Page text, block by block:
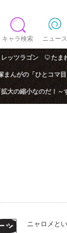
キャラ検索 ニュース
レッツラゴン たま
まんがの「ひとコマ目
大の縮小なのだ！～
ニャロメと